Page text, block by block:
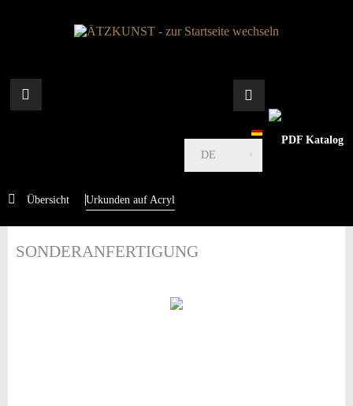
Übersicht Urkunden auf Acryl
SONDERANFERTIGUNG